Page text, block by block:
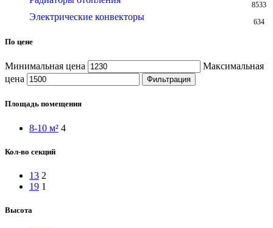
8533
Электрические конвекторы 634
По цене
Минимальная цена
Максимальная
цена
Фильтрация
Площадь помещения
8-10 м² 4
Кол-во секций
13 2
19 1
Высота